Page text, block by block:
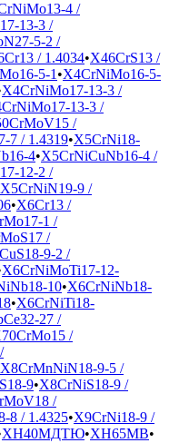
4 /
13-3 /
5-2 /
/ 1.4034•X46CrS13 /
5-1•X4CrNiMo16-5-
X4CrNiMo17-13-3 /
13-3 /
/
7 / 1.4319•X5CrNi18-
4•X5CrNiCuNb16-4 /
12-2 /
X5CrNiN19-9 /
•X6Cr13 /
1 /
/
9-2 /
X6CrNiMoTi17-12-
10•X6CrNiNb18-
•X6CrNiTi18-
27 /
/
X8CrMnNiN18-9-5 /
9•X8CrNiS18-9 /
/
8 / 1.4325•X9CrNi18-9 /
ХН40МДТЮ•ХН65МВ•